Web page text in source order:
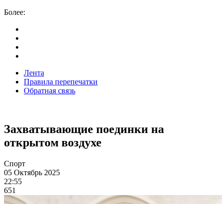
Более:
Лента
Правила перепечатки
Обратная связь
Захватывающие поединки на
открытом воздухе
Спорт
05 Октябрь 2025
22:55
651